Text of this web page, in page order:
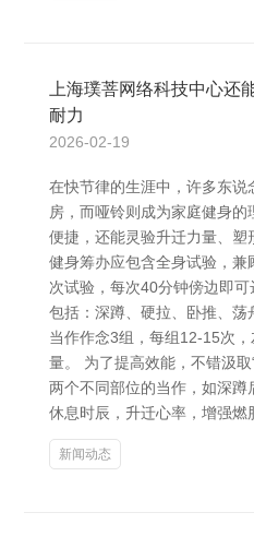
上海璞菩网络科技中心还
耐力
2026-02-19
在快节律的生涯中，许多东
房，而哑铃则成为家庭健身
便捷，还能灵验升迁力量、
健身筹办应包含全身试验，
次试验，每次40分钟傍边即
包括：深蹲、硬拉、卧推、荡
当作作念3组，每组12-15次
量。 为了提高效能，不错汲
两个不同部位的当作，如深
休息时辰，升迁心率，增强燃
新闻动态